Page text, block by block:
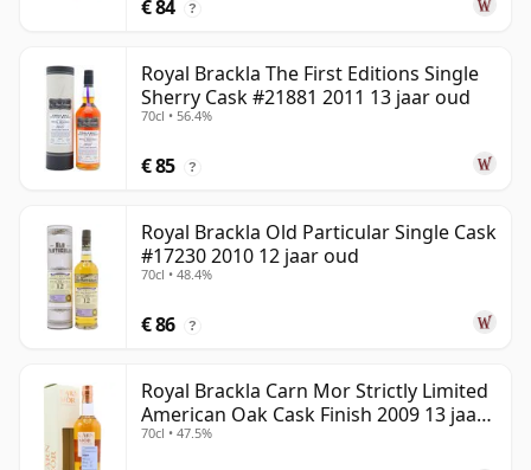
€ 84 ?
Royal Brackla The First Editions Single
Sherry Cask #21881 2011 13 jaar oud
70cl • 56.4%
€ 85 ?
Royal Brackla Old Particular Single Cask
#17230 2010 12 jaar oud
70cl • 48.4%
€ 86 ?
Royal Brackla Carn Mor Strictly Limited
American Oak Cask Finish 2009 13 jaar
oud
70cl • 47.5%